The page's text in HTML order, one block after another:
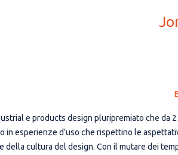
e products design pluripremiato che da
in esperienze d’uso che rispettino le
della cultura del design. Con il mutare dei